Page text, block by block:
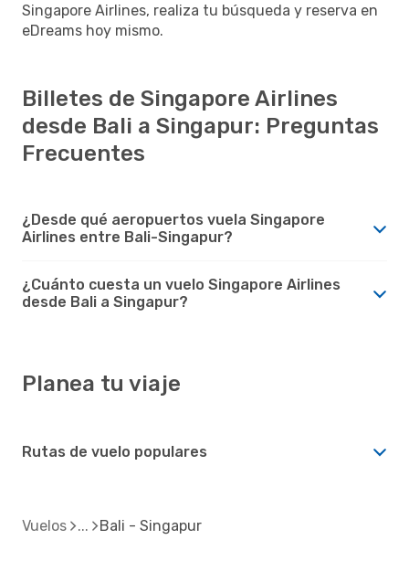
Singapore Airlines, realiza tu búsqueda y reserva en
eDreams hoy mismo.
Billetes de Singapore Airlines
desde Bali a Singapur: Preguntas
Frecuentes
¿Desde qué aeropuertos vuela Singapore
Airlines entre Bali-Singapur?
¿Cuánto cuesta un vuelo Singapore Airlines
desde Bali a Singapur?
Planea tu viaje
Rutas de vuelo populares
Vuelos Bali - Singapur